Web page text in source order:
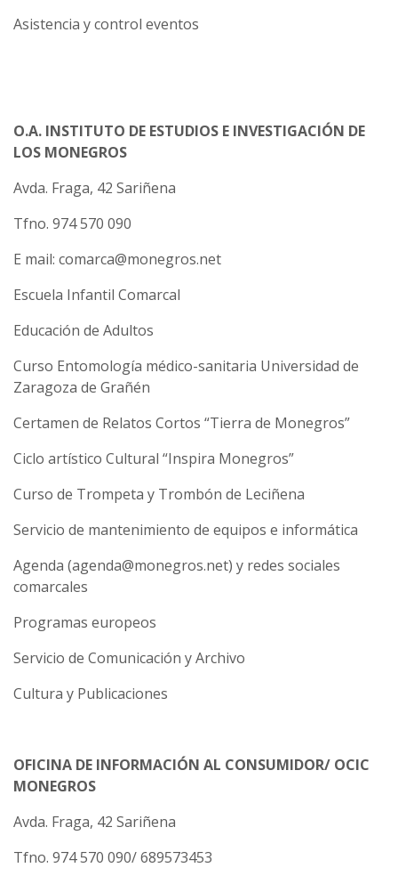
Asistencia y control eventos
O.A. INSTITUTO DE ESTUDIOS E INVESTIGACIÓN DE
LOS MONEGROS
Avda. Fraga, 42 Sariñena
Tfno. 974 570 090
E mail: comarca@monegros.net
Escuela Infantil Comarcal
Educación de Adultos
Curso Entomología médico-sanitaria Universidad de
Zaragoza de Grañén
Certamen de Relatos Cortos “Tierra de Monegros”
Ciclo artístico Cultural “Inspira Monegros”
Curso de Trompeta y Trombón de Leciñena
Servicio de mantenimiento de equipos e informática
Agenda (agenda@monegros.net) y redes sociales
comarcales
Programas europeos
Servicio de Comunicación y Archivo
Cultura y Publicaciones
OFICINA DE INFORMACIÓN AL CONSUMIDOR/ OCIC
MONEGROS
Avda. Fraga, 42 Sariñena
Tfno. 974 570 090/ 689573453